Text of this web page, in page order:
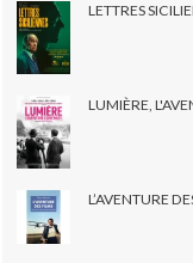
LETTRES
LUMIÈRE,
L’AVENTURE